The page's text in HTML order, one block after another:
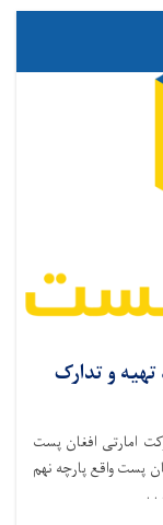
و تدارک
امارتی افغان پست
پست واقع پارچه نهم